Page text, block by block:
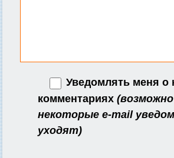
Уведомлять меня о
комментариях
некоторые e-mail
уходят)